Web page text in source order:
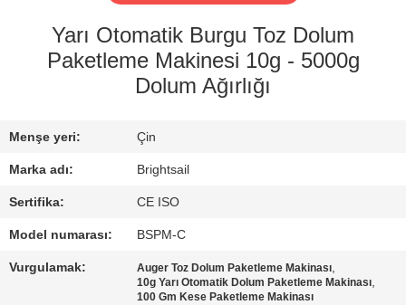
FABRIKA
TURU
KONTROL
BIZIMLE
ILETIŞIME
GEÇIN
Yarı Otomatik Burgu Toz Dolum
Paketleme Makinesi 10g - 5000g
Dolum Ağırlığı
Menşe yeri: Çin
Marka adı: Brightsail
Sertifika: CE ISO
Model numarası: BSPM-C
Vurgulamak: Auger Toz Dolum Paketleme Makinası,
10g Yarı Otomatik Dolum Paketleme Makinası,
100 Gm Kese Paketleme Makinası